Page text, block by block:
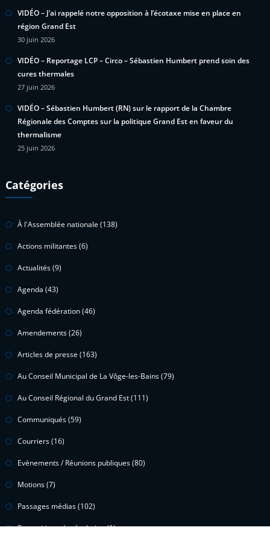
VIDÉO – J’ai rappelé notre opposition à l’écotaxe mise en place en
région Grand Est
30 juin 2026
VIDÉO – Reportage LCP – Circo – Sébastien Humbert prend soin des
cures thermales
27 juin 2026
VIDÉO – Sébastien Humbert (RN) sur le rapport de la Chambre
Régionale des Comptes sur la politique Grand Est en faveur du
thermalisme
25 juin 2026
Catégories
À l'Assemblée nationale (138)
Actions militantes(6)
Actualités(9)
Agenda (43)
Agenda fédération(46)
Amendements(26)
Articles de presse (163)
Au Conseil Municipal de La Vôge-les-Bains(79)
Au Conseil Régional du Grand Est(111)
Communiqués(59)
Courriers(16)
Evènements / Réunions publiques(80)
Motions(7)
Passages médias(102)
Propositions de résolution(1)